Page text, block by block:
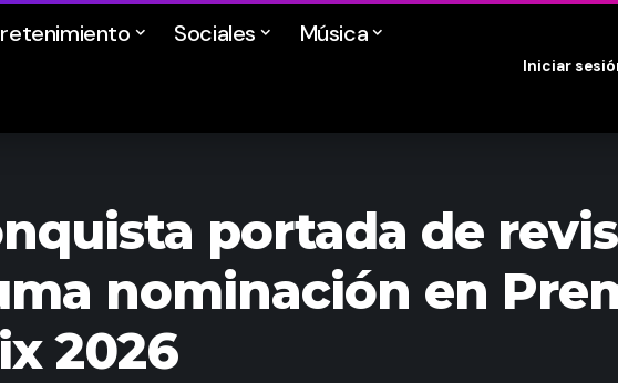
Sociales Música
Iniciar
portada de
nominación en
2026